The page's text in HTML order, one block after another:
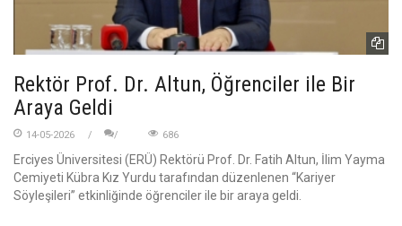
Rektör Prof. Dr. Altun, Öğrenciler ile Bir
Araya Geldi
14-05-2026 686
Erciyes Üniversitesi (ERÜ) Rektörü Prof. Dr. Fatih Altun, İlim Yayma
Cemiyeti Kübra Kız Yurdu tarafından düzenlenen “Kariyer
Söyleşileri” etkinliğinde öğrenciler ile bir araya geldi.